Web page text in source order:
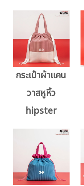
กระเป๋าผ้าแคน
วาสหูหิ้ว
hipster